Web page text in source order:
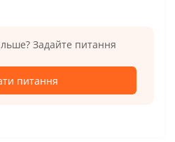
Задайте питання
питання